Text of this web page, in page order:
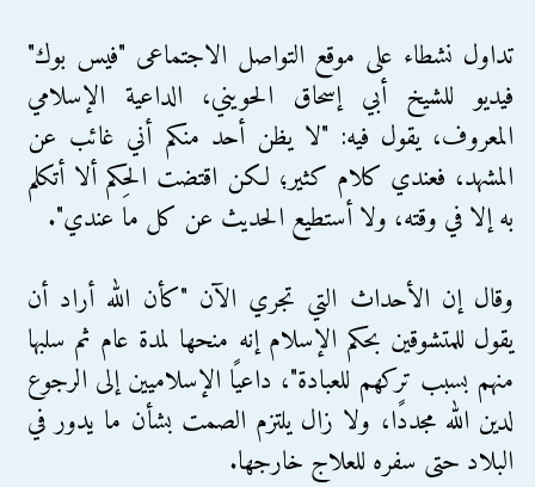
تداول نشطاء على موقع التواصل الاجتماعى "فيس بوك"
فيديو للشيخ أبي إسحاق الحويني، الداعية الإسلامي
المعروف، يقول فيه: "لا يظن أحد منكم أني غائب عن
المشهد، فعندي كلام كثير؛ لكن اقتضت الحِكم ألا أتكلم
به إلا في وقته، ولا أستطيع الحديث عن كل ما عندي".
وقال إن الأحداث التي تجري الآن "كأن الله أراد أن
يقول للمتشوقين بحكم الإسلام إنه منحها لمدة عام ثم سلبها
منهم بسبب تركهم للعبادة"، داعيًا الإسلاميين إلى الرجوع
لدين الله مجددًا، ولا زال يلتزم الصمت بشأن ما يدور في
البلاد حتى سفره للعلاج خارجها.